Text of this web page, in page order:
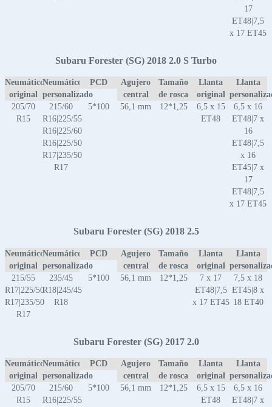
17
ET48|7,5
x 17 ET45
Subaru Forester (SG) 2018 2.0 S Turbo
Neumático
original
Neumático
personalizado
PCD
Agujero
central
Tamaño
de rosca
Llanta
original
Llanta
205/70
R15
215/60
R16|225/55
R16|225/60
R16|225/50
R17|235/50
R17
5*100 56,1 mm 12*1,25
6,5 x 15
ET48
6,5 x 16
ET48|7 x
16
ET48|7,5
x 16
ET45|7 x
17
ET48|7,5
x 17 ET45
Subaru Forester (SG) 2018 2.5
Neumático
original
Neumático
personalizado
PCD
Agujero
central
Tamaño
de rosca
Llanta
original
Llanta
215/55
R17|225/50
R17|235/50
R17
235/45
R18|245/45
R18
5*100 56,1 mm 12*1,25
7 x 17
ET48|7,5
x 17 ET45
7,5 x 18
ET45|8 x
18 ET40
Subaru Forester (SG) 2017 2.0
Neumático
original
Neumático
personalizado
PCD
Agujero
central
Tamaño
de rosca
Llanta
original
Llanta
205/70
R15
215/60
R16|225/55
5*100 56,1 mm 12*1,25
6,5 x 15
ET48
6,5 x 16
ET48|7 x